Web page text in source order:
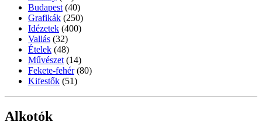
Budapest (40)
Grafikák (250)
Idézetek (400)
Vallás (32)
Ételek (48)
Művészet (14)
Fekete-fehér (80)
Kifestők (51)
Alkotók